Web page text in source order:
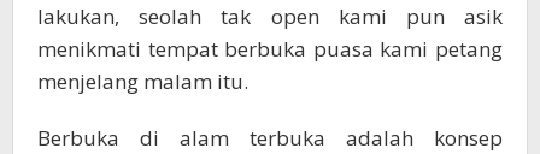
lakukan, seolah tak open kami pun asik
menikmati tempat berbuka puasa kami petang
menjelang malam itu.
Berbuka di alam terbuka adalah konsep